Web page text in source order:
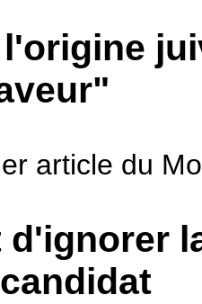
l'origine
article du
d'ignorer